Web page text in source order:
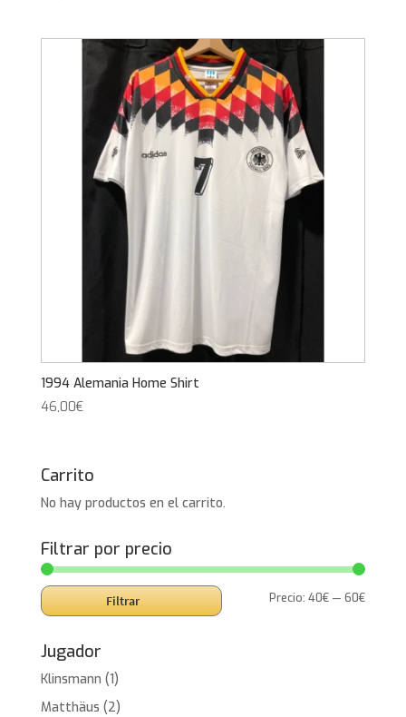
1994 Alemania Home Shirt
46,00€
Carrito
No hay productos en el carrito.
Filtrar por precio
Precio
Precio
Filtrar Precio:40€ —60€
Jugador
Klinsmann (1)
Matthäus (2)